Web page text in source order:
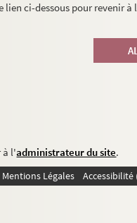
lien ci-dessous pour revenir
à l'administrateur du site.
Mentions Légales